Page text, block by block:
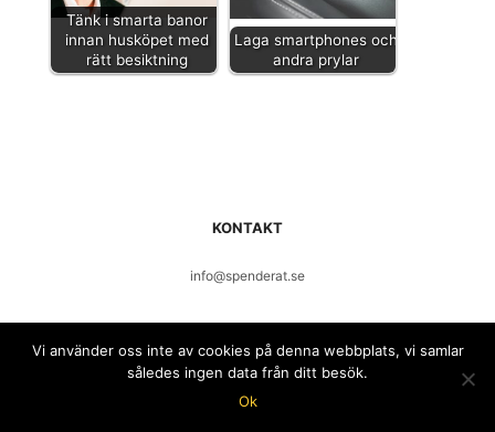
Tänk i smarta banor
innan husköpet med
rätt besiktning
Laga smartphones och
andra prylar
KONTAKT
info@spenderat.se
Copyright © Spenderat.se 2019
Vi använder oss inte av cookies på denna webbplats, vi samlar
således ingen data från ditt besök.
Ok